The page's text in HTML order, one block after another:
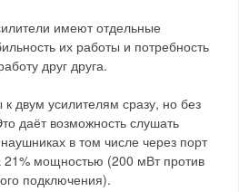
имеют отдельные
их работы и потребность
друг друга.
двум усилителям сразу, но без
даёт возможность слушать
в том числе через порт
мощностью (200 мВт против
подключения).